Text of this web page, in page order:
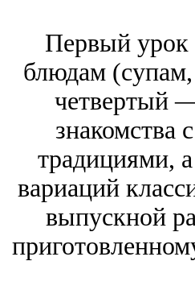
Первый урок
блюдам
четвертый
знакомства
традициями,
вариаций
выпускной